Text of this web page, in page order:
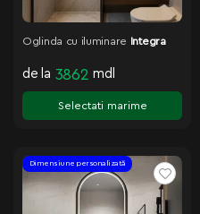
Oglinda cu iluminare Integra
de la 3862 mdl
Selectati marime
Dimensiune personalizată